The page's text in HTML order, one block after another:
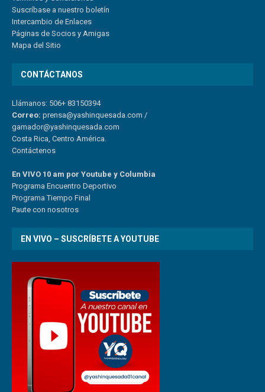
Suscríbase a nuestro boletín
Intercambio de Enlaces
Páginas de Socios y Amigas
Mapa del Sitio
CONTÁCTANOS
Llámanos: 506+ 83150394
Correo: prensa@yashinquesada.com /
gamador@yashinquesada.com
Costa Rica, Centro América.
Contáctenos
En VIVO 10 am por Youtube y Columbia
Programa Encuentro Deportivo
Programa Tiempo Final
Paute con nosotros
EN VIVO – SUSCRÍBETE A YOUTUBE